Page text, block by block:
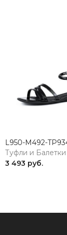
Туфли и Балетки
3 493 руб.